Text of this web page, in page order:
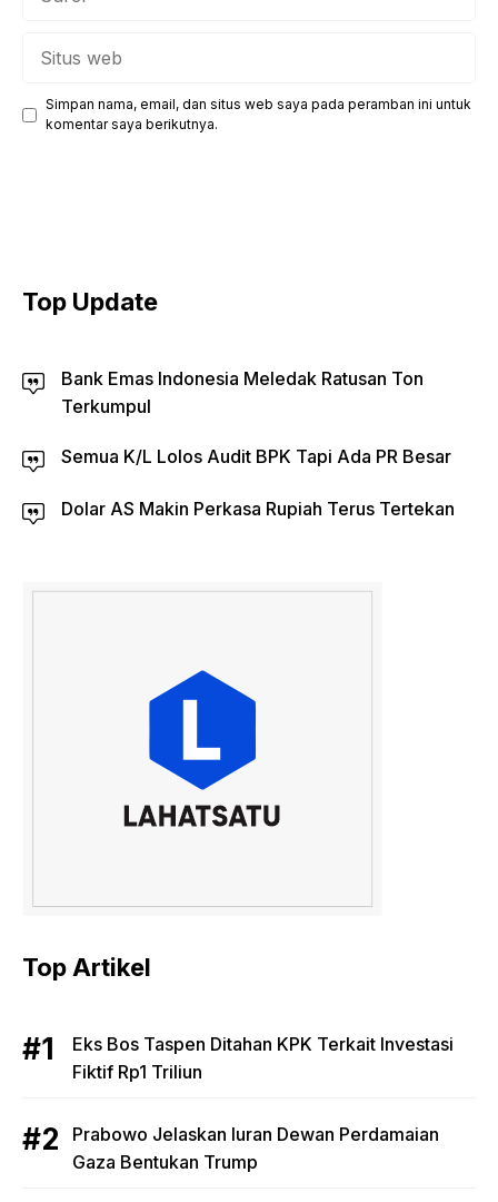
Simpan nama, email, dan situs web saya pada peramban ini untuk
komentar saya berikutnya.
Top Update
Bank Emas Indonesia Meledak Ratusan Ton
Terkumpul
Semua K/L Lolos Audit BPK Tapi Ada PR Besar
Dolar AS Makin Perkasa Rupiah Terus Tertekan
Top Artikel
Eks Bos Taspen Ditahan KPK Terkait Investasi
Fiktif Rp1 Triliun
Prabowo Jelaskan Iuran Dewan Perdamaian
Gaza Bentukan Trump